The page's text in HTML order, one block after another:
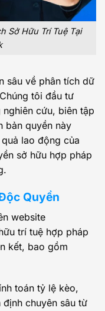
Sở Hữu Trí Tuệ Tại
sâu về phân tích dữ
tôi đầu tư
cứu, biên tập
bản quyền này
lao động của
sở hữu hợp pháp
Quyền
website
trí tuệ hợp pháp
kết, bao gồm
toán tỷ lệ kèo,
định chuyên sâu từ